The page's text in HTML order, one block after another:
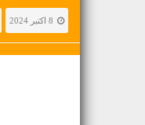
8 اکتبر 2024